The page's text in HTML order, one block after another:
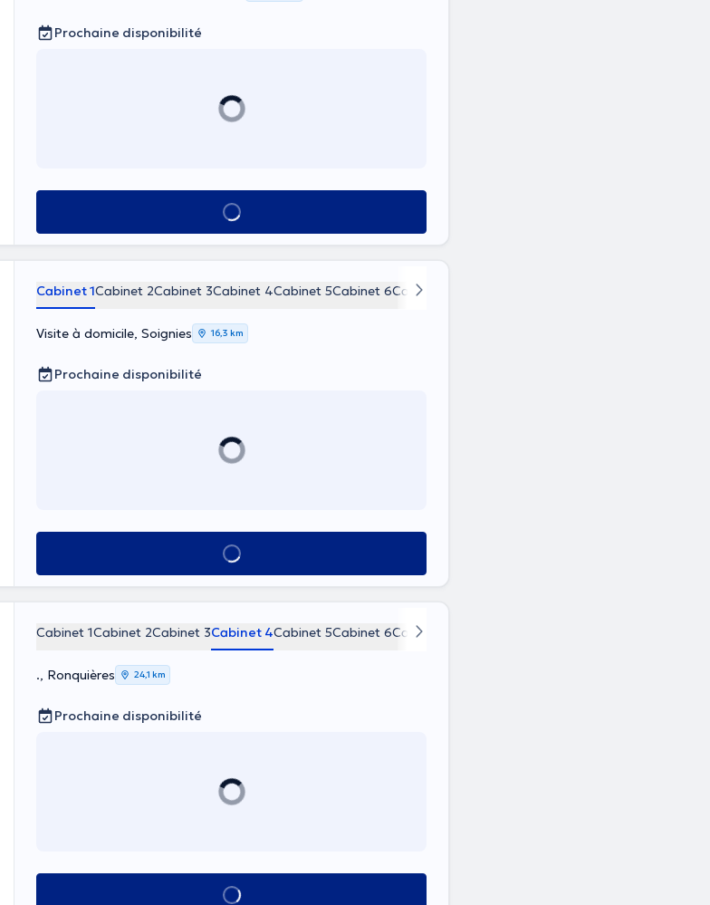
Prochaine disponibilité
Voir tout
Cabinet 1Cabinet 2Cabinet 3Cabinet 4Cabinet 5Cabinet 6Cabinet 7
Visite à domicile, Soignies 16,3 km
Prochaine disponibilité
Voir tout
Cabinet 1Cabinet 2Cabinet 3Cabinet 4Cabinet 5Cabinet 6Cabinet 7
., Ronquières 24,1 km
Prochaine disponibilité
Voir tout